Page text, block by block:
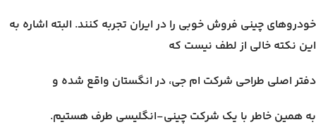
خودروهای چینی فروش خوبی را در ایران تجربه کنند. البته اشاره به
این نکته خالی از لطف نیست که
دفتر اصلی طراحی شرکت ام جی، در انگستان واقع شده و
به همین خاطر با یک شرکت چینی-انگلیسی طرف هستیم.